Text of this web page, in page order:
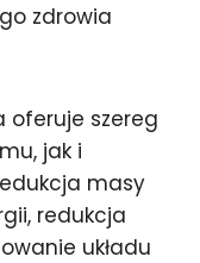
zdrowia
oferuje szereg
jak i
masy
redukcja
układu